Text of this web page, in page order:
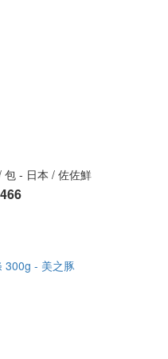
包 - 日本 / 佐佐鮮